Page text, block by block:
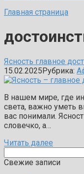
Главная страница
Ясность главное
15.02.2025Рубрика:
В нашем мире, где
света, важно уметь
вас понимали.
словечко, а…
Читать далее
Свежие записи